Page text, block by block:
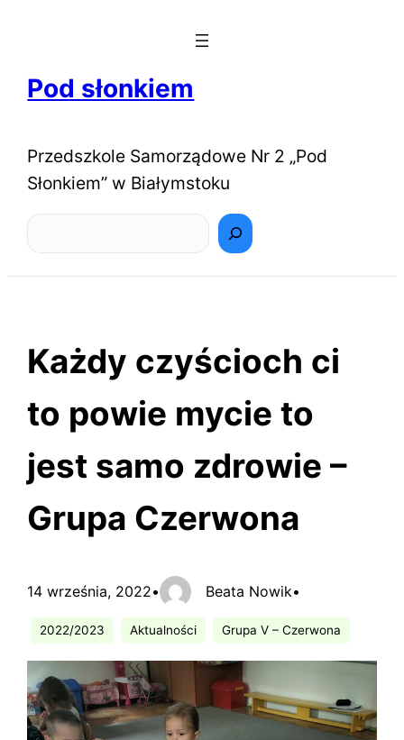
Pod słonkiem
Przedszkole Samorządowe Nr 2 „Pod
Słonkiem” w Białymstoku
Każdy czyścioch ci
to powie mycie to
jest samo zdrowie –
Grupa Czerwona
14 września, 2022• Beata Nowik•
2022/2023 Aktualności Grupa V – Czerwona